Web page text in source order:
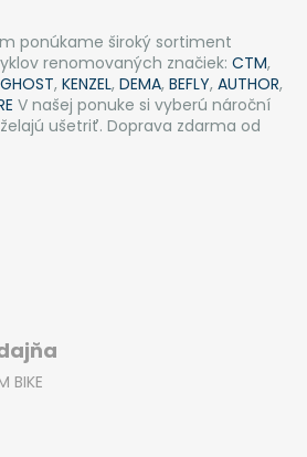
ponúkame široký sortiment
renomovaných značiek: CTM,
GHOST, KENZEL, DEMA, BEFLY, AUTHOR,
V našej ponuke si vyberú nároční
ušetriť. Doprava zdarma od
BIKE